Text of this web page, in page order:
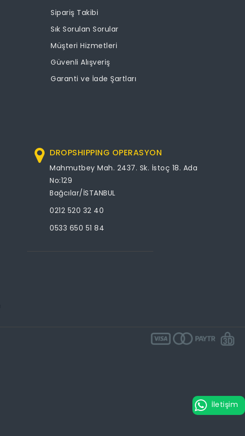
Sipariş Takibi
Sık Sorulan Sorular
Müşteri Hizmetleri
Güvenli Alışveriş
Garanti ve İade Şartları
DROPSHIPPING OPERASYON
Mahmutbey Mah. 2437. Sk. İstoç 18. Ada
No:129
Bağcılar/İSTANBUL
0212 520 32 40
0533 650 51 84
İletişim